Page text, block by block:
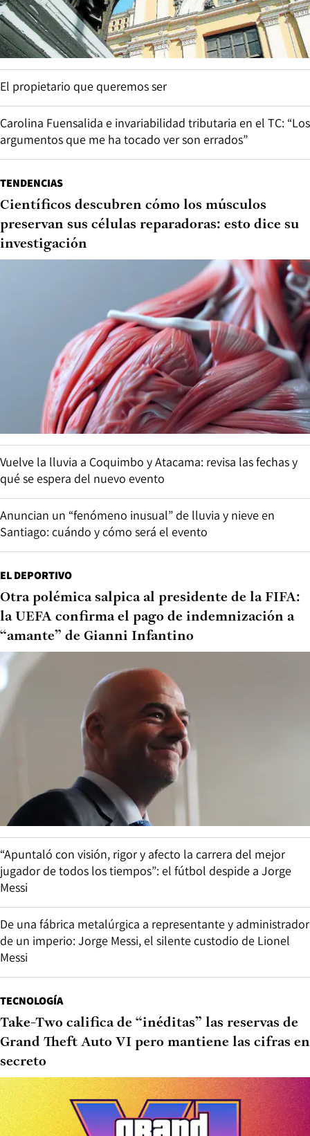
El propietario que queremos ser
Carolina Fuensalida e invariabilidad tributaria en el TC: “Los
argumentos que me ha tocado ver son errados”
TENDENCIAS
Científicos descubren cómo los músculos
preservan sus células reparadoras: esto dice su
investigación
Vuelve la lluvia a Coquimbo y Atacama: revisa las fechas y
qué se espera del nuevo evento
Anuncian un “fenómeno inusual” de lluvia y nieve en
Santiago: cuándo y cómo será el evento
EL DEPORTIVO
Otra polémica salpica al presidente de la FIFA:
la UEFA confirma el pago de indemnización a
“amante” de Gianni Infantino
“Apuntaló con visión, rigor y afecto la carrera del mejor
jugador de todos los tiempos”: el fútbol despide a Jorge
Messi
De una fábrica metalúrgica a representante y administrador
de un imperio: Jorge Messi, el silente custodio de Lionel
Messi
TECNOLOGÍA
Take-Two califica de “inéditas” las reservas de
Grand Theft Auto VI pero mantiene las cifras en
secreto